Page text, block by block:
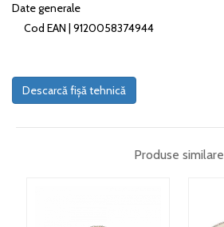
Date generale
Cod EAN | 9120058374944
Descarcă fișă tehnică
Produse similare